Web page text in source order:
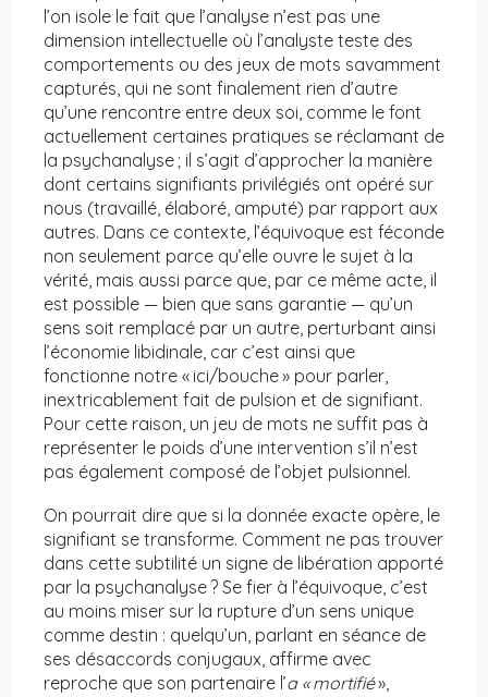
l’on isole le fait que l’analyse n’est pas une
dimension intellectuelle où l’analyste teste des
comportements ou des jeux de mots savamment
capturés, qui ne sont finalement rien d’autre
qu’une rencontre entre deux soi, comme le font
actuellement certaines pratiques se réclamant de
la psychanalyse ; il s’agit d’approcher la manière
dont certains signifiants privilégiés ont opéré sur
nous (travaillé, élaboré, amputé) par rapport aux
autres. Dans ce contexte, l’équivoque est féconde
non seulement parce qu’elle ouvre le sujet à la
vérité, mais aussi parce que, par ce même acte, il
est possible — bien que sans garantie — qu’un
sens soit remplacé par un autre, perturbant ainsi
l’économie libidinale, car c’est ainsi que
fonctionne notre « ici/bouche » pour parler,
inextricablement fait de pulsion et de signifiant.
Pour cette raison, un jeu de mots ne suffit pas à
représenter le poids d’une intervention s’il n’est
pas également composé de l’objet pulsionnel.
On pourrait dire que si la donnée exacte opère, le
signifiant se transforme. Comment ne pas trouver
dans cette subtilité un signe de libération apporté
par la psychanalyse ? Se fier à l’équivoque, c’est
au moins miser sur la rupture d’un sens unique
comme destin : quelqu’un, parlant en séance de
ses désaccords conjugaux, affirme avec
reproche que son partenaire l’a « mortifié»,